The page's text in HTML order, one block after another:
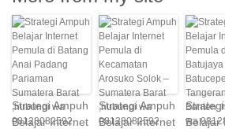
Strategi Ampuh
Belajar Internet
Strategi Ampuh
Belajar Internet
Belajar